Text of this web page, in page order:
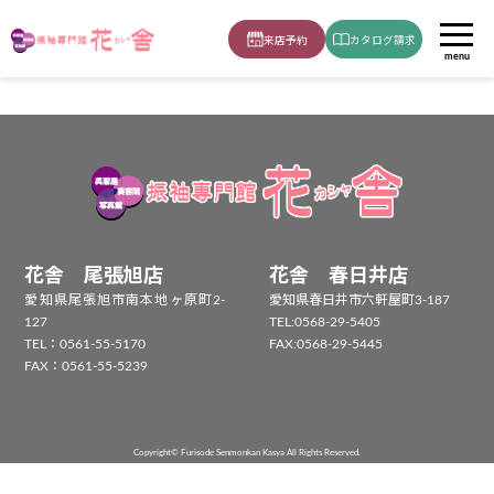
来店予約 カタログ請求
menu
花舎 尾張旭店
愛知県尾張旭市南本地ヶ原町2-
127
TEL：0561-55-5170
FAX：0561-55-5239
花舎 春日井店
愛知県春日井市六軒屋町3-187
TEL:0568-29-5405
FAX:0568-29-5445
Copyright© Furisode Senmonkan Kasya All Rights Reserved.